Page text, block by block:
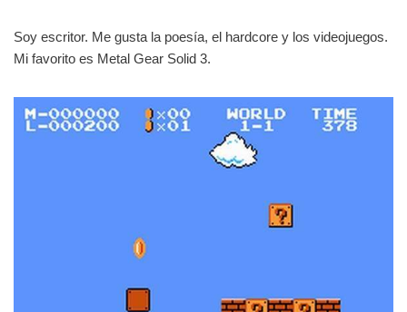
Soy escritor. Me gusta la poesía, el hardcore y los videojuegos.
Mi favorito es Metal Gear Solid 3.